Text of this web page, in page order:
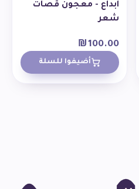
ابداع - معجون قصات
شعر
₪100.00
أضيفوا للسلة